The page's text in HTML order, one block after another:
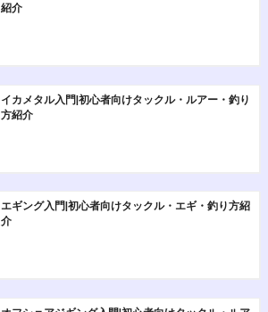
紹介
イカメタル入門|初心者向けタックル・ルアー・釣り
方紹介
エギング入門|初心者向けタックル・エギ・釣り方紹
介